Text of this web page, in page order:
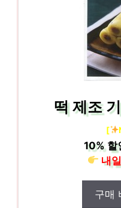
떡 제조
[
10%할
내
구매